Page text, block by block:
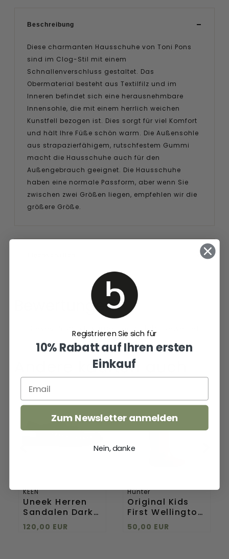
Beschreibung
Diese charmanten Hausschuhe von Toni Pons
sind im Clog-Stil mit einem
Schnallenverschluss gestaltet. Das
Obermaterial besteht aus Textilfilz und im
Inneren befindet sich eine herausnehmbare
Innensohle, die mit einem herrlich weichen
Kunstfell bezogen ist. Dies sorgt für viel Komfort
und hält Ihre Füße schön warm. Die Außensohle
aus strapazierfähigem, rutschfestem Gummi
macht die Hausschuhe auch für den
Außengebrauch geeignet. Die Hausschuhe
haben eine normale Passform, aber wenn Sie
zwischen zwei Größen liegen, empfehlen wir die
größere Größe.
Bewertungen
Andere kauften auch
Uneek
Herren
Sandalen
KEEN
Uneek Herren
Sandalen Dark
Olive/Black
120,00 EUR
Kids
First
Military
Hunter
Original Kids
First Wellington
Boots Military
Red
50,00 EUR
Registrieren Sie sich für
10% Rabatt auf Ihren ersten
Einkauf
Zum Newsletter anmelden
Nein, danke